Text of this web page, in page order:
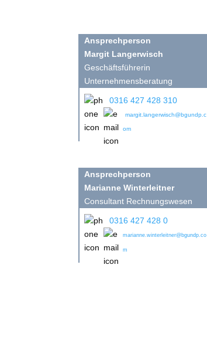
Ansprechperson
Margit Langerwisch
Geschäftsführerin
Unternehmensberatung
0316 427 428 310
margit.langerwisch@bgundp.c
om
Ansprechperson
MarianneWinterleitner
Consultant Rechnungswesen
0316 427 428 0
marianne.winterleitner@bgundp.co
m